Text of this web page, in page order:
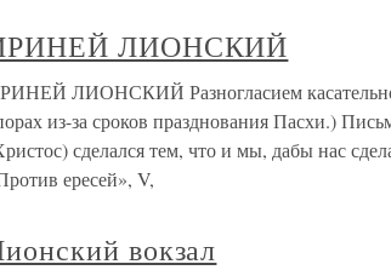
ЛИОНСКИЙ
ЛИОНСКИЙ Разногласием касательно
из-за сроков празднования Пасхи.)
сделался тем, что и мы, дабы нас
ересей», V,
вокзал